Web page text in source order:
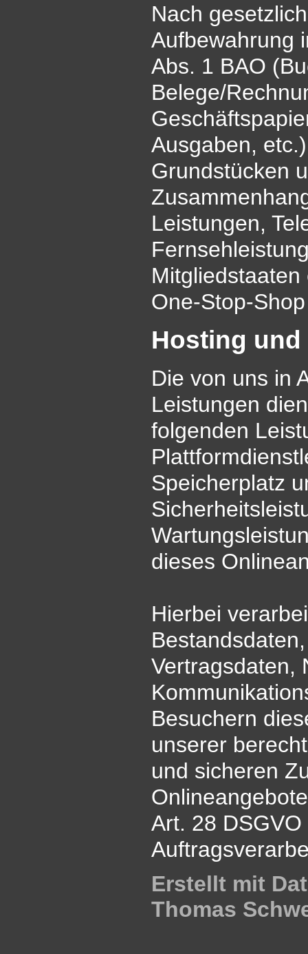
Nach
Aufbewahrung
Abs. 1 BAO
Belege/
Ausgaben,
Grundstücken
Leistungen,
One-Stop-
Hosting und
Die von uns in
Leistungen
folgenden
Speicherplatz
dieses
Hierbei
Vertragsdaten,
Besuchern
unserer
und sicheren
Art. 28
Erstellt mit
Thomas